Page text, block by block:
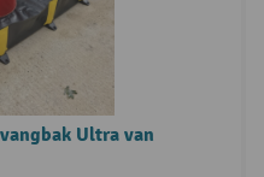
Ultra van